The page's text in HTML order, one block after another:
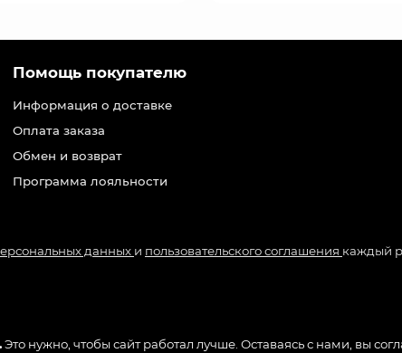
Это нужно, чтобы сайт работал лучше. Оставаясь с нами, вы
Помощь покупателю
Информация о доставке
Оплата заказа
Обмен и возврат
Программа лояльности
данных и пользовательского соглашения каждый